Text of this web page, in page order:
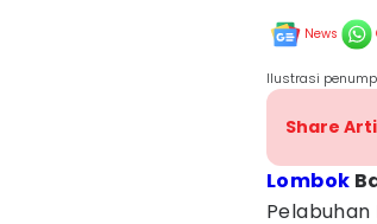
News
Ilustrasi
Share
Lombok
Pelabuhan